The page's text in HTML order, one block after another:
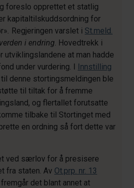
foreslo opprettet et statlig
kapitaltilskuddsordning for
. Regjeringen varslet i St.meld.
i endring. Hovedtrekk i
utviklingslandene at man hadde
under vurdering. I Innstilling
til denne stortingsmeldingen ble
til tiltak for å fremme
og flertallet forutsatte
tilbake til Stortinget med
en ordning så fort dette var
ved særlov for å presisere
fra staten. Av Ot.prp. nr. 13
fremgår det blant annet at